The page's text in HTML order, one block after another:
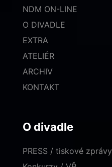
NDM ON-LINE
O DIVADLE
EXTRA
ATELIÉR
ARCHIV
KONTAKT
O divadle
PRESS / tiskové zprávy